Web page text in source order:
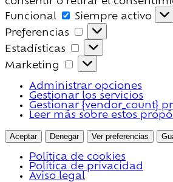
Funcional
Funcional
Siempre activo
Preferencias
Preferencias
Estadísticas
Estadísticas
Marketing
Marketing
Administrar opciones
Gestionar los servicios
Gestionar {vendor_count}
Leer más sobre estos
Aceptar Denegar Ver preferencias
Política de cookies
Política de privacidad
Aviso legal